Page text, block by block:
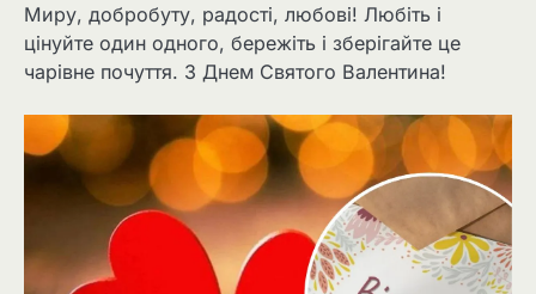
Миру, добробуту, радості, любові! Любіть і
цінуйте один одного, бережіть і зберігайте це
чарівне почуття. З Днем Святого Валентина!